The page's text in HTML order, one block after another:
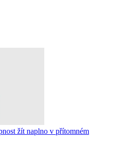
žít naplno v přítomném